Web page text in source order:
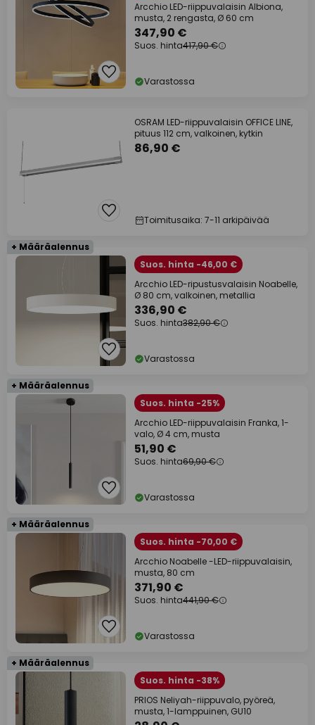
Arcchio LED-riippuvalaisin Albiona,
musta, 2 rengasta, Ø 60 cm
347,90 €
Suos. hinta417,90 €
Varastossa
OSRAM LED-riippuvalaisin OFFICE LINE,
pituus 112 cm, valkoinen, kytkin
86,90 €
Toimitusaika: 7-11 arkipäivää
+ Määräalennus
Suos. hinta -46,00 €
Arcchio LED-ripustusvalaisin Noabelle,
Ø 80 cm, valkoinen, metallia
336,90 €
Suos. hinta382,90 €
Varastossa
+ Määräalennus
Suos. hinta -25%
Arcchio LED-riippuvalaisin Franka, 1-
valo, Ø 4 cm, musta
51,90 €
Suos. hinta69,90 €
Varastossa
+ Määräalennus
Suos. hinta -70,00 €
Arcchio Noabelle -LED-riippuvalaisin,
musta, 80 cm
371,90 €
Suos. hinta441,90 €
Varastossa
+ Määräalennus
Suos. hinta -38%
PRIOS Neliyah-riippuvalo, pyöreä,
musta, 1-lamppuinen, GU10